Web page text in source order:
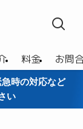
料金 お問
時の対応など
い